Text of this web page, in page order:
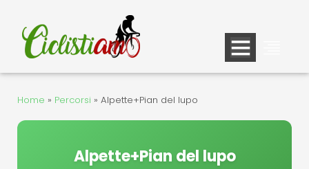
contenuto
Home » Percorsi »Alpette+Pian del lupo
Alpette+Pian del lupo